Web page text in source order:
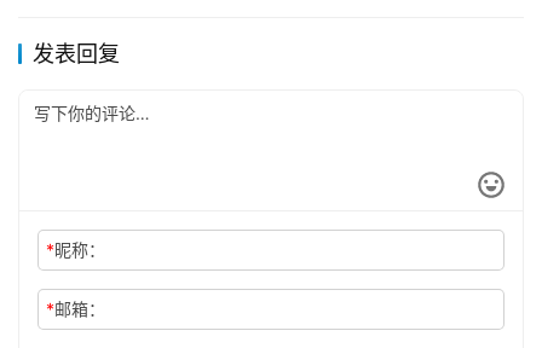
发表回复
*昵称：
*邮箱：